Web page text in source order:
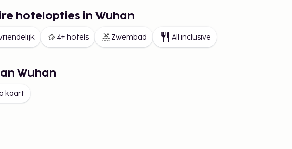
hotelopties in Wuhan
4+ hotels Zwembad All inclusive
Wuhan
kaart